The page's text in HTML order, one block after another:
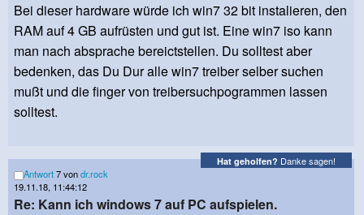
Bei dieser hardware würde ich win7 32 bit instalieren, den
RAM auf 4 GB aufrüsten und gut ist. Eine win7 iso kann
man nach absprache bereictstellen. Du solltest aber
bedenken, das Du Dur alle win7 treiber selber suchen
mußt und die finger von treibersuchpogrammen lassen
solltest.
Hat geholfen? Danke sagen!
Antwort7 vondr.rock
19.11.18, 11:44:12
Re: Kann ich windows 7 auf PC aufspielen.